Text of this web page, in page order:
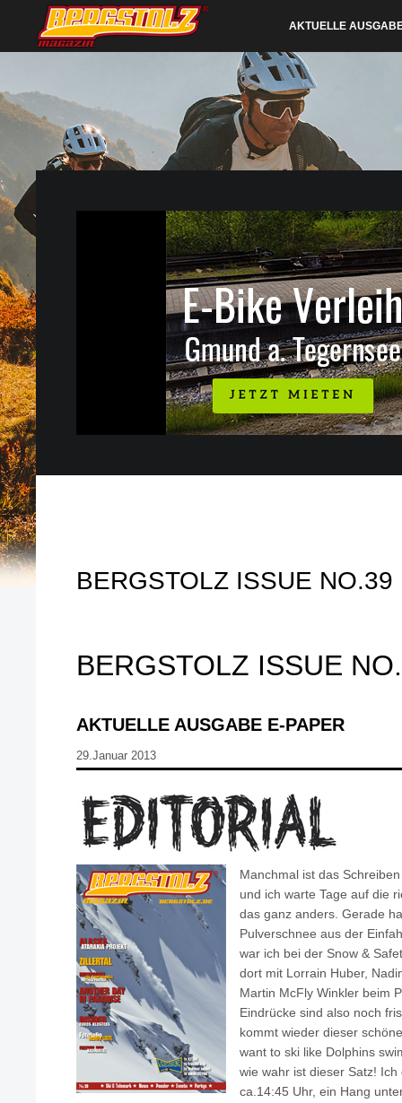
AKTUELLE
BERGSTOLZ ISSUE NO.39
BERGSTOLZ ISSUE
AKTUELLE AUSGABE E-PAPER
29.Januar 2013
Manchmal ist das
und ich warte Tage auf die
das ganz anders. Gerade
Pulverschnee aus der
war ich bei der Snow &
dort mit Lorrain Huber,
Martin McFly Winkler beim
Eindrücke sind also noch
kommt wieder dieser
want to ski like Dolphins
wie wahr ist dieser Satz!
ca.14:45 Uhr, ein Hang